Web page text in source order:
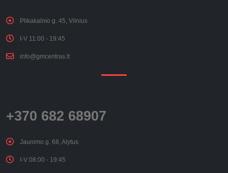
Plikakalnio g. 45, Vilnius
I-V 11:00 - 19:45
info@gmcentras.lt
+370 682 68907
Jaunimo g. 68, Alytus
I-V 08:00 - 19:45